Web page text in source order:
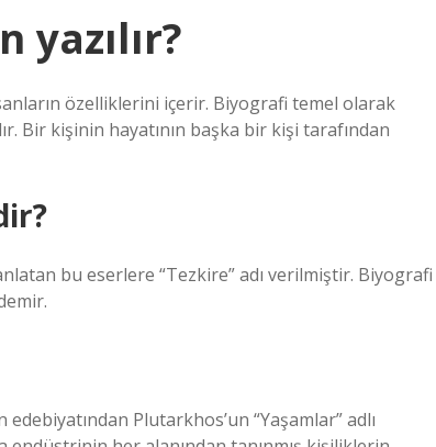
özelliklerini içerir. Biyografi temel olarak
Bir kişinin hayatının başka bir kişi tarafından
bu eserlere “Tezkire” adı verilmiştir. Biyografi
Plutarkhos’un “Yaşamlar” adlı